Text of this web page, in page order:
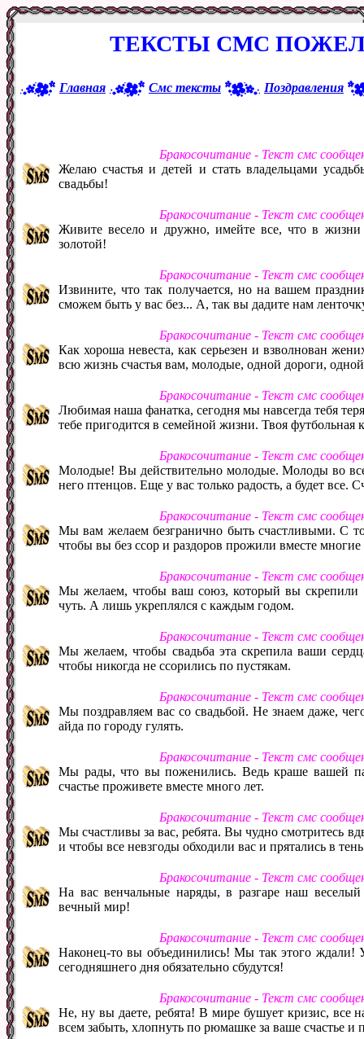
ТЕКСТЫ СМС
Главная Смс тексты Поздравления
Бракосочитание - Текст смс
Желаю счастья и детей и стать владельцами
свадьбы!
Бракосочитание - Текст смс
Живите весело и дружно, имейте все, что в
золотой!
Бракосочитание - Текст смс
Извините, что так получается, но на вашем
сможем быть у вас без... А, так вы дадите нам
Бракосочитание - Текст смс
Как хороша невеста, как серьезен и взволнован
всю жизнь счастья вам, молодые, одной дороги,
Бракосочитание - Текст смс
Любимая наша фанатка, сегодня мы навсегда тебя
тебе пригодится в семейной жизни. Твоя футбольная
Бракосочитание - Текст смс
Молодые! Вы действительно молодые. Молоды во
него птенцов. Еще у вас только радость, а будет все.
Бракосочитание - Текст смс
Мы вам желаем безгранично быть счастливыми. С
чтобы вы без ссор и раздоров прожили вместе
Бракосочитание - Текст смс
Мы желаем, чтобы ваш союз, который вы скрепили
чуть. А лишь укреплялся с каждым годом.
Бракосочитание - Текст смс
Мы желаем, чтобы свадьба эта скрепила ваши
чтобы никогда не ссорились по пустякам.
Бракосочитание - Текст смс
Мы поздравляем вас со свадьбой. Не знаем даже,
айда по городу гулять.
Бракосочитание - Текст смс
Мы рады, что вы поженились. Ведь краше вашей
счастье проживете вместе много лет.
Бракосочитание - Текст смс
Мы счастливы за вас, ребята. Вы чудно смотритесь
и чтобы все невзгоды обходили вас и прятались в
Бракосочитание - Текст смс
На вас венчальные наряды, в разгаре наш
вечный мир!
Бракосочитание - Текст смс
Наконец-то вы объединились! Мы так этого
сегодняшнего дня обязательно сбудутся!
Бракосочитание - Текст смс
Не, ну вы даете, ребята! В мире бушует кризис, все
всем забыть, хлопнуть по рюмашке за ваше счастье и